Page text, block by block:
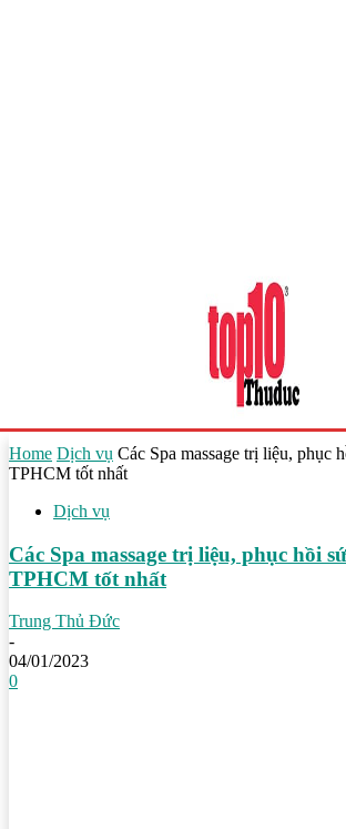
Home Dịch vụ Các Spa massage trị liệu, phục
TPHCM tốt nhất
Dịch vụ
Các Spa massage trị liệu, phục hồi
TPHCM tốt nhất
Trung Thủ Đức
-
04/01/2023
0